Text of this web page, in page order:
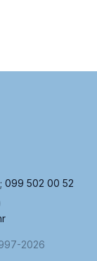
099 502 00 52
2026